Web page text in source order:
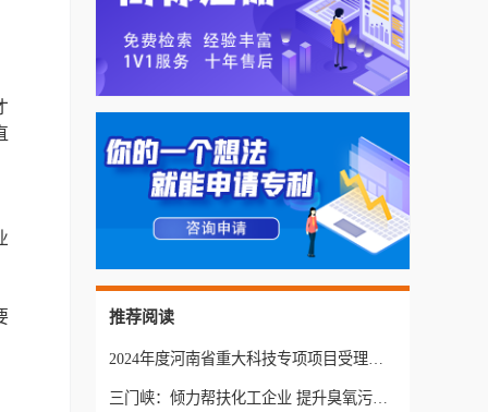
推荐阅读
2024年度河南省重大科技专项项目受理情况公示_河南省科学技术厅
三门峡：倾力帮扶化工企业 提升臭氧污染治理水平